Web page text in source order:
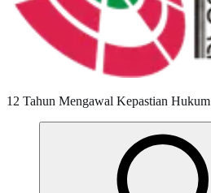
12 Tahun Mengawal Kepastian Hukum